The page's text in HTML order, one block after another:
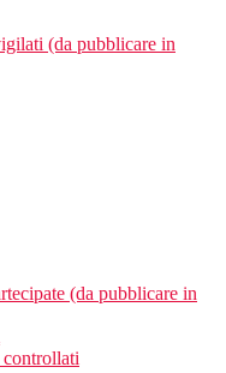
(da pubblicare in
(da pubblicare in